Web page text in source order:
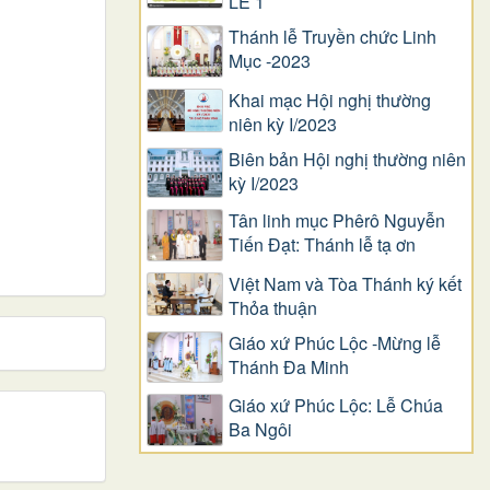
Thánh lễ Truyền chức Linh
Mục -2023
Khai mạc Hội nghị thường
niên kỳ I/2023
Biên bản Hội nghị thường niên
kỳ I/2023
Tân linh mục Phêrô Nguyễn
Tiến Đạt: Thánh lễ tạ ơn
Việt Nam và Tòa Thánh ký kết
Thỏa thuận
Giáo xứ Phúc Lộc -Mừng lễ
Thánh Đa Minh
Giáo xứ Phúc Lộc: Lễ Chúa
Ba Ngôi